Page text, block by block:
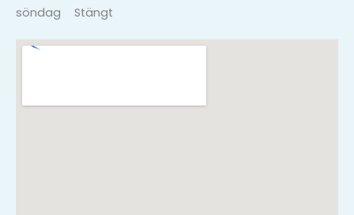
söndag
Stängt